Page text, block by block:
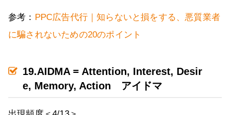
参考： PPC広告代行｜知らないと損をする、悪質業者
に騙されないための20のポイント
19.AIDMA = Attention, Interest, Desir
e, Memory, Action アイドマ